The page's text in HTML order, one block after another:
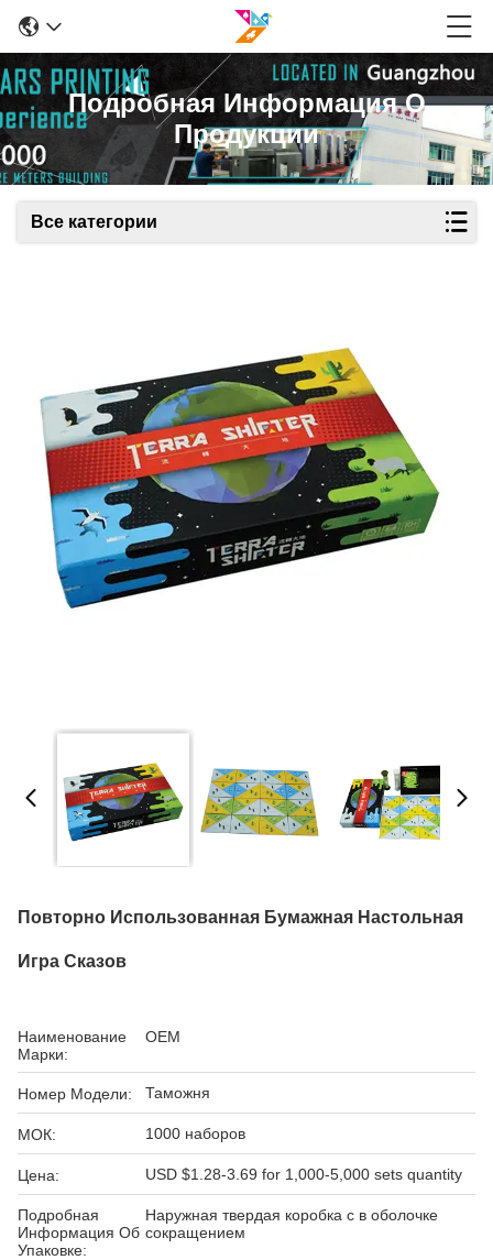
Подробная Информация О
Продукции
Все категории
Повторно Использованная Бумажная Настольная
Игра Сказов
Наименование
Марки:
OEM
Номер Модели: Таможня
МОК: 1000 наборов
Цена: USD $1.28-3.69 for 1,000-5,000 sets quantity
Подробная
Информация Об
Упаковке:
Наружная твердая коробка с в оболочке
сокращением